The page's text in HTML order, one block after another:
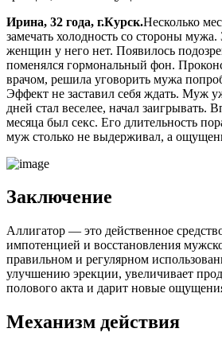
Ирина, 32 года, г.Курск.Несколько
замечать холодность со стороны
женщин у него нет. Появилось
поменялся гормональный фон.
врачом, решила уговорить мужа
Эффект не заставил себя ждать. Муж
дней стал веселее, начал заигрывать.
месяца был секс. Его длительность
муж столько не выдерживал, а
Заключение
Аллигатор — это действенное
импотенцией и восстановления
правильном и регулярном
улучшению эрекции, увеличивает
полового акта и дарит новые
Механизм действия